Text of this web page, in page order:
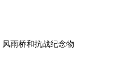
雨桥和抗战纪念物